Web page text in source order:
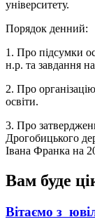
університету.
Порядок денний:
1. Про підсумки
н.р. та завдання
2. Про
освіти.
3. Про
Дрогобицького
Івана Франка на
Вам буде
Вітаємо з